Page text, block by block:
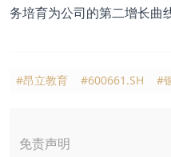
务培育为公司的第二增长曲线
#昂立教育 #600661.SH #
免责声明